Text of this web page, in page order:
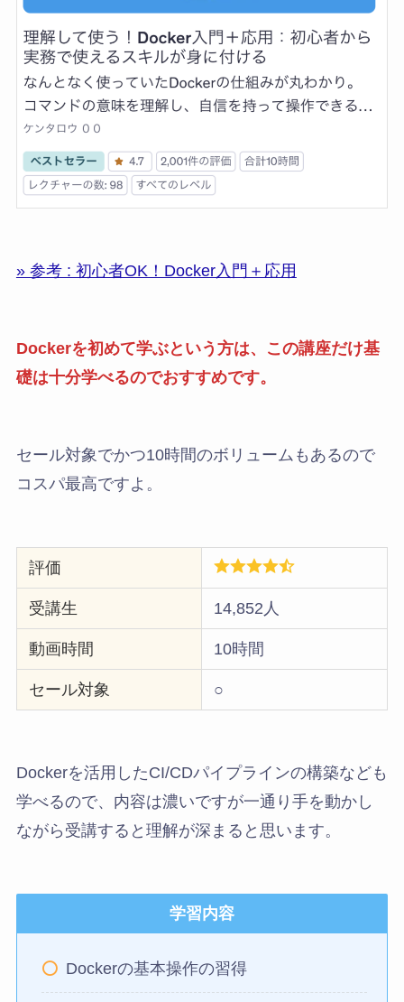
» 参考 : 初心者OK！Docker入門＋応用
Dockerを初めて学ぶという方は、この講座だけ基
礎は十分学べるのでおすすめです。
セール対象でかつ10時間のボリュームもあるので
コスパ最高ですよ。
評価
受講生 14,852人
動画時間 10時間
セール対象 ○
Dockerを活用したCI/CDパイプラインの構築なども
学べるので、内容は濃いですが一通り手を動かし
ながら受講すると理解が深まると思います。
学習内容
Dockerの基本操作の習得